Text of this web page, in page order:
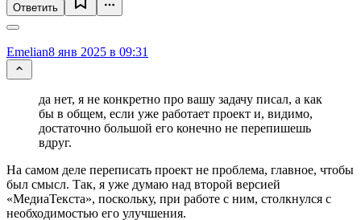
Ответить
Emelian8 янв 2025 в 09:31
да нет, я не конкретно про вашу задачу писал, а как
бы в общем, если уже работает проект и, видимо,
достаточно большой его конечно не перепишешь
вдруг.
На самом деле переписать проект не проблема, главное, чтобы
был смысл. Так, я уже думаю над второй версией
«МедиаТекста», поскольку, при работе с ним, столкнулся с
необходимостью его улучшения.